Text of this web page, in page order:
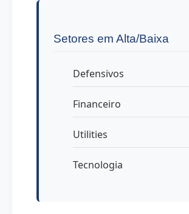
Setores em Alta/Baixa
Defensivos
Financeiro
Utilities
Tecnologia